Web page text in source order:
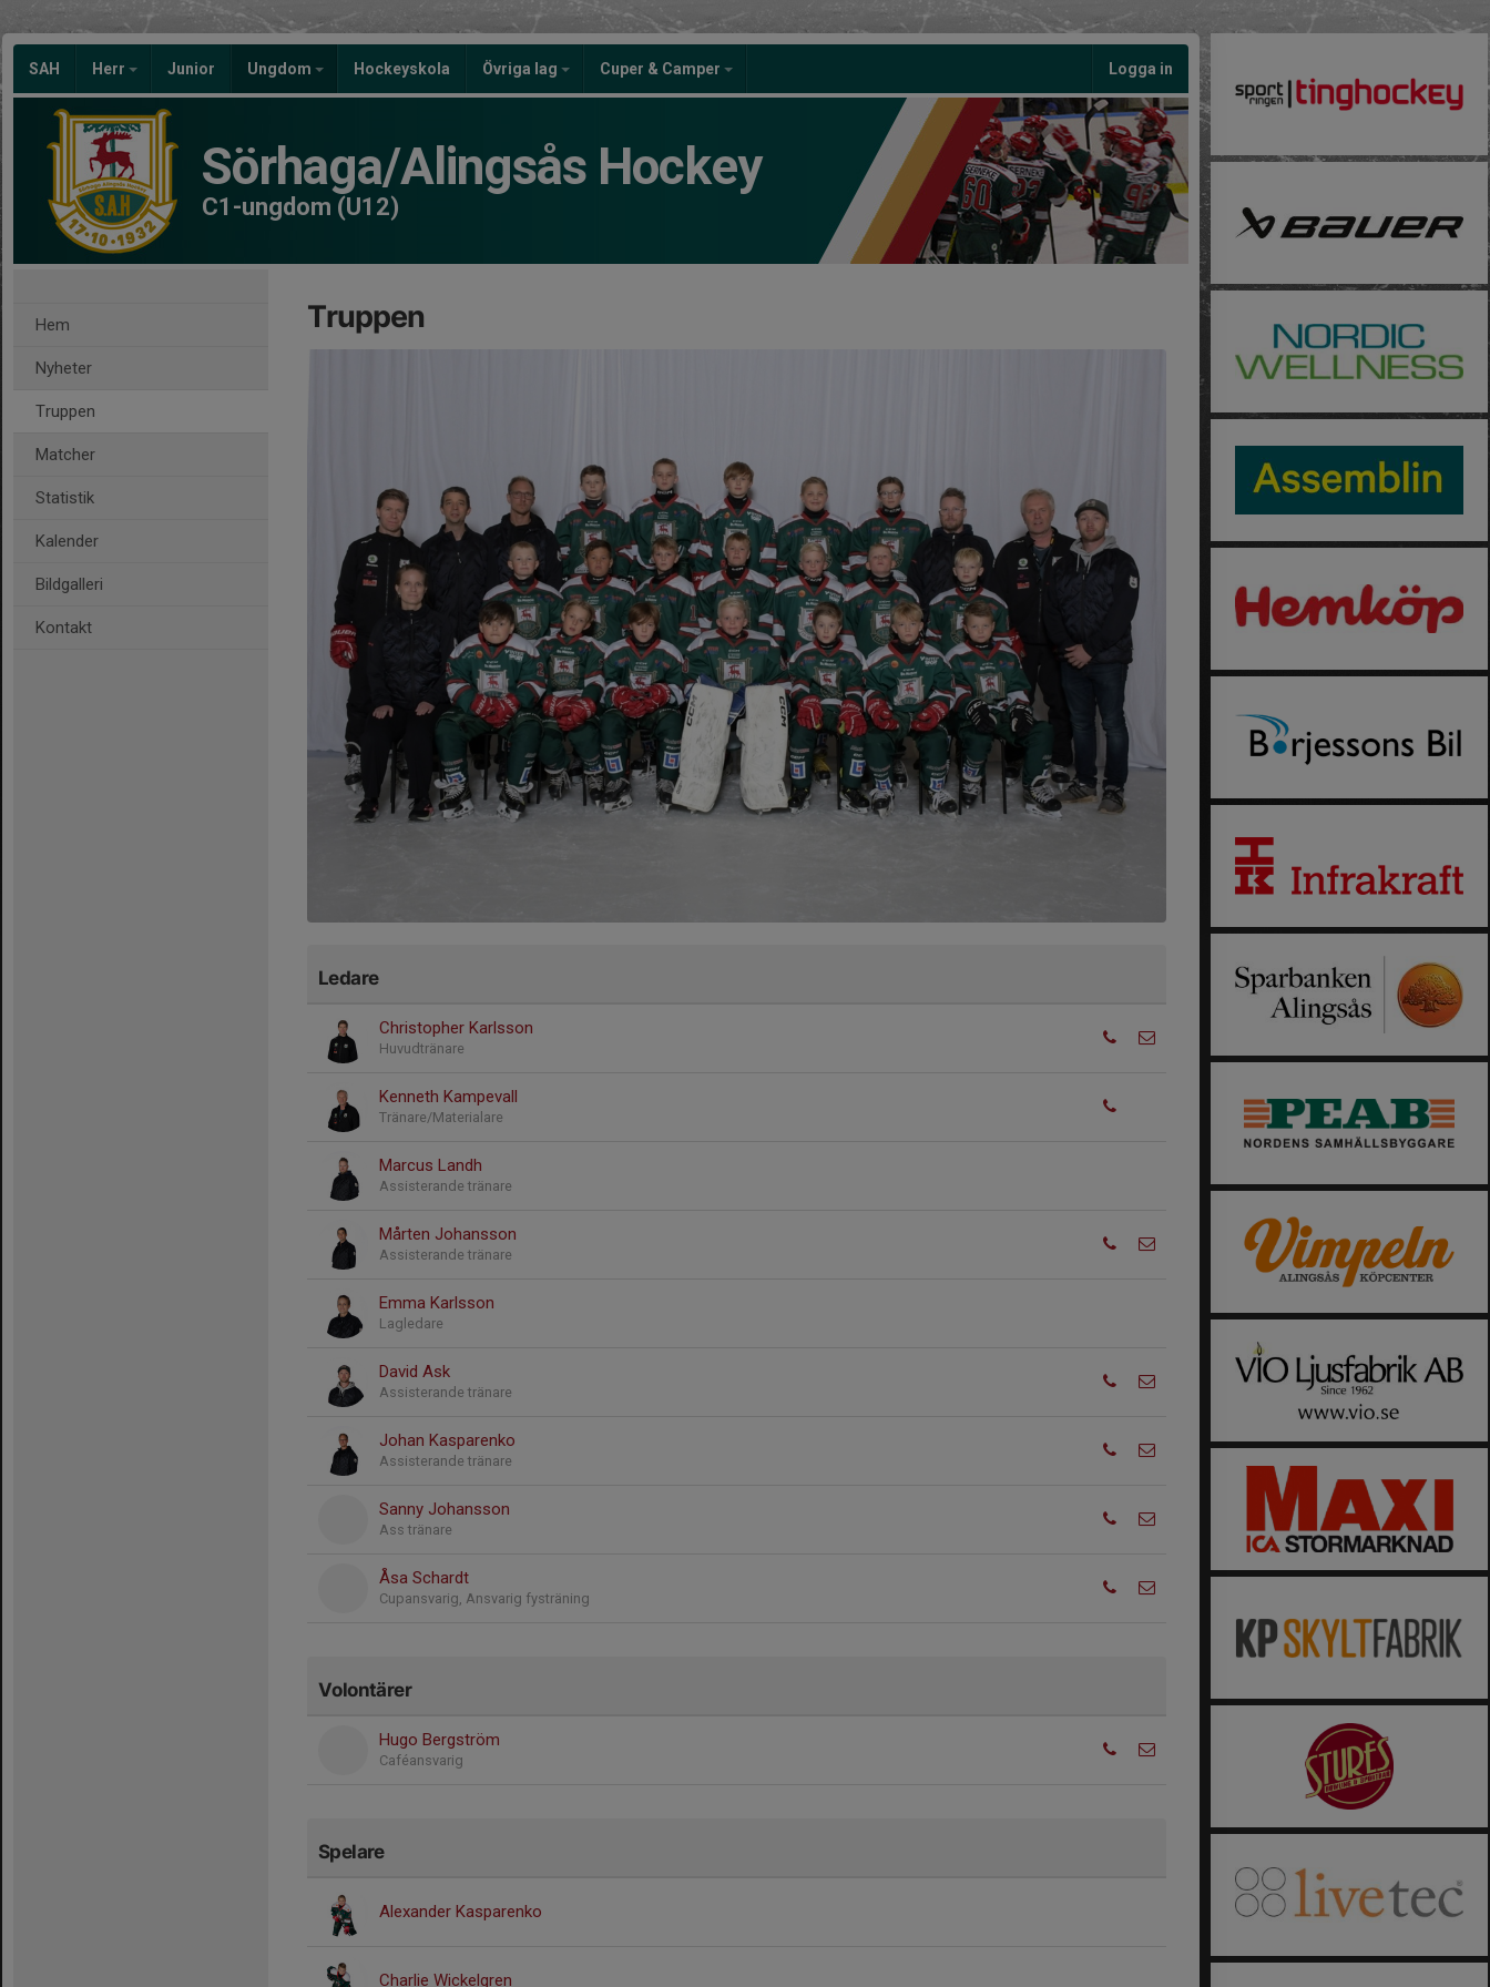
SAH Herr Junior Ungdom Hockeyskola Övriga lag Cuper & Camper Logga in
Sörhaga/Alingsås Hockey
C1-ungdom (U12)
Hem
Nyheter
Truppen
Matcher
Statistik
Kalender
Bildgalleri
Kontakt
Truppen
Ledare
Christopher Karlsson
Huvudtränare
Kenneth Kampevall
Tränare/Materialare
Marcus Landh
Assisterande tränare
Mårten Johansson
Assisterande tränare
Emma Karlsson
Lagledare
David Ask
Assisterande tränare
Johan Kasparenko
Assisterande tränare
Sanny Johansson
Ass tränare
Åsa Schardt
Cupansvarig, Ansvarig fysträning
Volontärer
Hugo Bergström
Caféansvarig
Spelare
Alexander Kasparenko
Charlie Wickelgren